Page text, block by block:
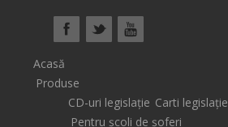
Acasă
Produse
CD-uri legislație Carti legislație
Pentru școli de șoferi